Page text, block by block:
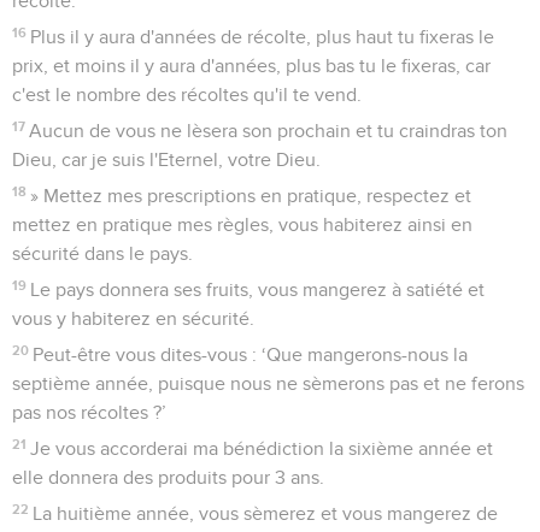
16 Plus il y aura d'années de récolte, plus haut tu fixeras le
prix, et moins il y aura d'années, plus bas tu le fixeras, car
c'est le nombre des récoltes qu'il te vend.
17 Aucun de vous ne lèsera son prochain et tu craindras ton
Dieu, car je suis l'Eternel, votre Dieu.
18 » Mettez mes prescriptions en pratique, respectez et
mettez en pratique mes règles, vous habiterez ainsi en
sécurité dans le pays.
19 Le pays donnera ses fruits, vous mangerez à satiété et
vous y habiterez en sécurité.
20 Peut-être vous dites-vous : ‘Que mangerons-nous la
septième année, puisque nous ne sèmerons pas et ne ferons
pas nos récoltes ?’
21 Je vous accorderai ma bénédiction la sixième année et
elle donnera des produits pour 3 ans.
22 La huitième année, vous sèmerez et vous mangerez de